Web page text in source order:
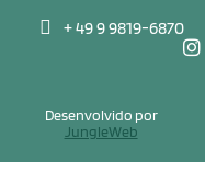
+ 49 9 9819-6870
Desenvolvido por
JungleWeb